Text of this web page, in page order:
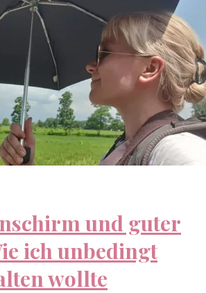
und guter
ich unbedingt
wollte